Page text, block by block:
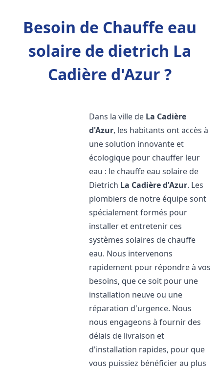
Besoin de Chauffe eau
solaire de dietrich La
Cadière d'Azur ?
Dans la ville de La Cadière
d'Azur, les habitants ont accès à
une solution innovante et
écologique pour chauffer leur
eau : le chauffe eau solaire de
Dietrich La Cadière d'Azur. Les
plombiers de notre équipe sont
spécialement formés pour
installer et entretenir ces
systèmes solaires de chauffe
eau. Nous intervenons
rapidement pour répondre à vos
besoins, que ce soit pour une
installation neuve ou une
réparation d'urgence. Nous
nous engageons à fournir des
délais de livraison et
d'installation rapides, pour que
vous puissiez bénéficier au plus